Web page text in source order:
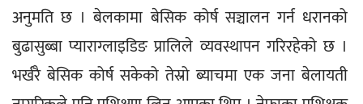
अनुमति छ । बेलकामा बेसिक कोर्ष सञ्चालन गर्न धरानको
बुढासुब्बा प्याराग्लाइडिङ प्रालिले व्यवस्थापन गरिरहेको छ ।
भर्खरै बेसिक कोर्ष सकेको तेस्रो ब्याचमा एक जना बेलायती